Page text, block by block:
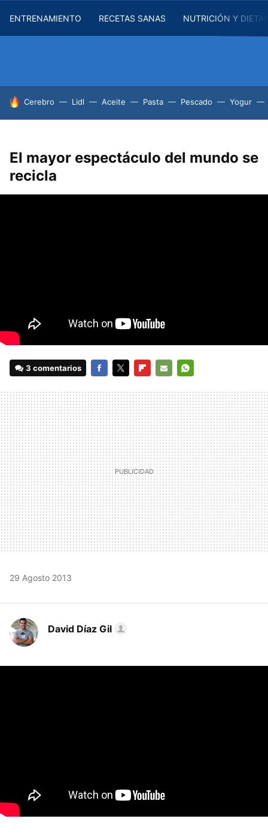
ENTRENAMIENTO RECETAS SANAS NUTRICIÓN Y
HOY SE HABLA DE
Cerebro Lidl Aceite Pasta Pescado Yogur
El mayor espectáculo del mundo se
recicla
3 comentarios
MAIL
29 Agosto 2013
David Díaz Gil